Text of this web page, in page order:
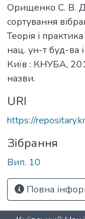
Орищенко С. В.
сортування
Теорія і
нац. ун-т буд-ва
Київ : КНУБА,
назви.
URI
https://
Зібрання
Вип. 10
Повна